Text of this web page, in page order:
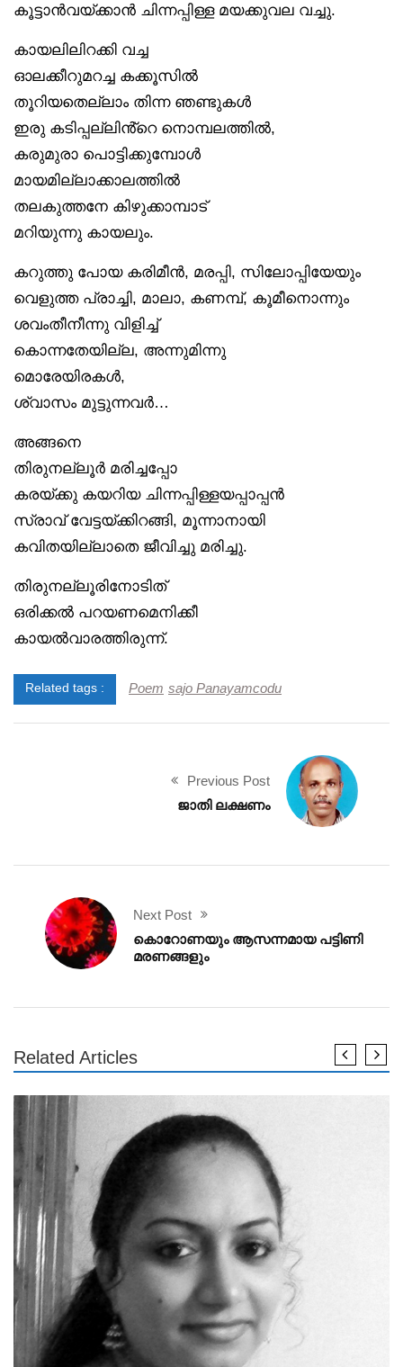
കൂട്ടാൻവയ്ക്കാൻ ചിന്നപ്പിള്ള മയക്കുവല വച്ചു.
കായലിലിറക്കി വച്ച
ഓലക്കീറുമറച്ച കക്കൂസിൽ
തൂറിയതെല്ലാം തിന്ന ഞണ്ടുകൾ
ഇരു കടിപ്പല്ലിൻ്റെ നൊമ്പലത്തിൽ,
കരുമുരാ പൊട്ടിക്കുമ്പോൾ
മായമില്ലാക്കാലത്തിൽ
തലകുത്തനേ കിഴുക്കാമ്പാട്
മറിയുന്നു കായലും.
കറുത്തു പോയ കരിമീൻ, മരപ്പി, സിലോപ്പിയേയും
വെളുത്ത പ്രാച്ചി, മാലാ, കണമ്പ്, കൂമീനൊന്നും
ശവംതീനീന്നു വിളിച്ച്
കൊന്നതേയില്ല, അന്നുമിന്നു
മൊരേയിരകൾ,
ശ്വാസം മുട്ടുന്നവർ…
അങ്ങനെ
തിരുനല്ലൂർ മരിച്ചപ്പോ
കരയ്ക്കു കയറിയ ചിന്നപ്പിള്ളയപ്പാപ്പൻ
സ്രാവ് വേട്ടയ്ക്കിറങ്ങി, മൂന്നാനായി
കവിതയില്ലാതെ ജീവിച്ചു മരിച്ചു.
തിരുനല്ലൂരിനോടിത്
ഒരിക്കൽ പറയണമെനിക്കീ
കായൽവാരത്തിരുന്ന്.
Related tags : Poem sajo Panayamcodu
Previous Post
ജാതി ലക്ഷണം
Next Post
കൊറോണയും ആസന്നമായ പട്ടിണി
മരണങ്ങളും
Related Articles